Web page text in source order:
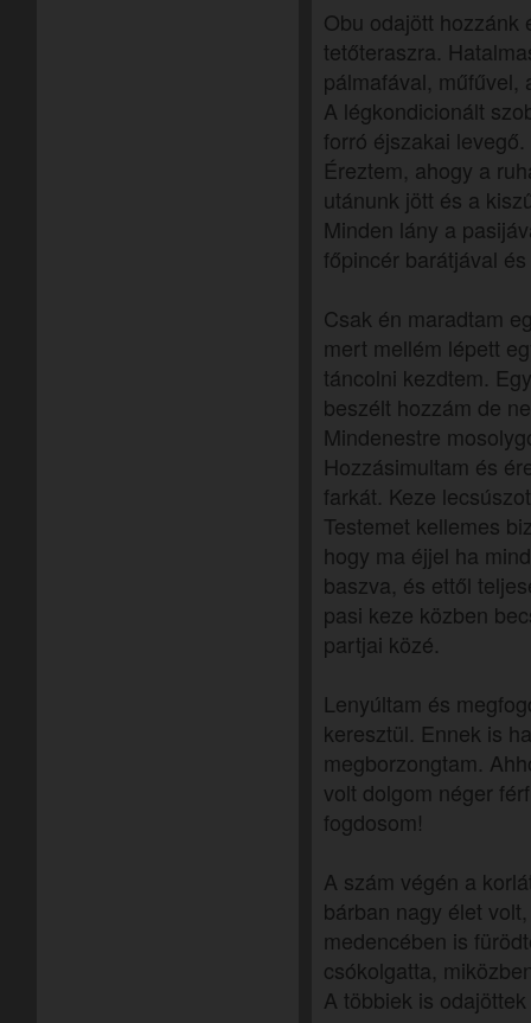
Obu odajött hozzánk
tetőteraszra.
pálmafával, műfűvel,
A légkondicionált
forró éjszakai
Éreztem, ahogy a
utánunk jött és a
Minden lány a
főpincér barátjával
Csak én maradtam
mert mellém lépett
táncolni kezdtem.
beszélt hozzám de
Mindenestre
Hozzásimultam és
farkát. Keze
Testemet kellemes
hogy ma éjjel ha
baszva, és ettől
pasi keze közben
partjai közé.
Lenyúltam és
keresztül. Ennek is
megborzongtam.
volt dolgom néger
fogdosom!
A szám végén a
bárban nagy élet
medencében is
csókolgatta,
A többiek is